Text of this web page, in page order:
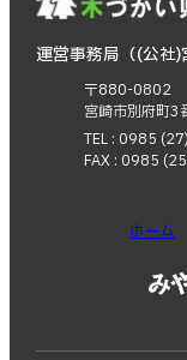
運営事務局（(公社)
〒880-0802
宮崎市別府町
TEL : 0985
FAX : 0985
ホーム